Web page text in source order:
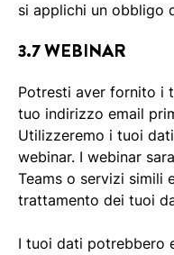
si applichi un obbligo
3.7 WEBINAR
Potresti aver fornito i
tuo indirizzo email
Utilizzeremo i tuoi
webinar. I webinar
Teams o servizi simili
trattamento dei tuoi
I tuoi dati potrebbero